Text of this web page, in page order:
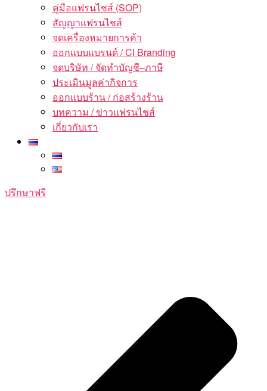
คู่มือแฟรนไชส์ (SOP)
สัญญาแฟรนไชส์
จดเครื่องหมายการค้า
ออกแบบแบรนด์ / CI Branding
จดบริษัท / จัดทำบัญชี–ภาษี
ประเมินมูลค่ากิจการ
ออกแบบร้าน / ก่อสร้างร้าน
บทความ / ข่าวแฟรนไชส์
เกี่ยวกับเรา
ปรึกษาฟรี